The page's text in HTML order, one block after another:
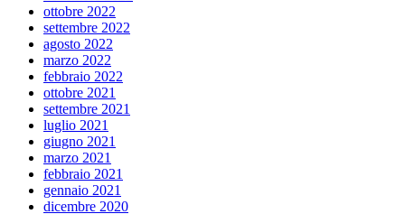
ottobre 2022
settembre 2022
agosto 2022
marzo 2022
febbraio 2022
ottobre 2021
settembre 2021
luglio 2021
giugno 2021
marzo 2021
febbraio 2021
gennaio 2021
dicembre 2020